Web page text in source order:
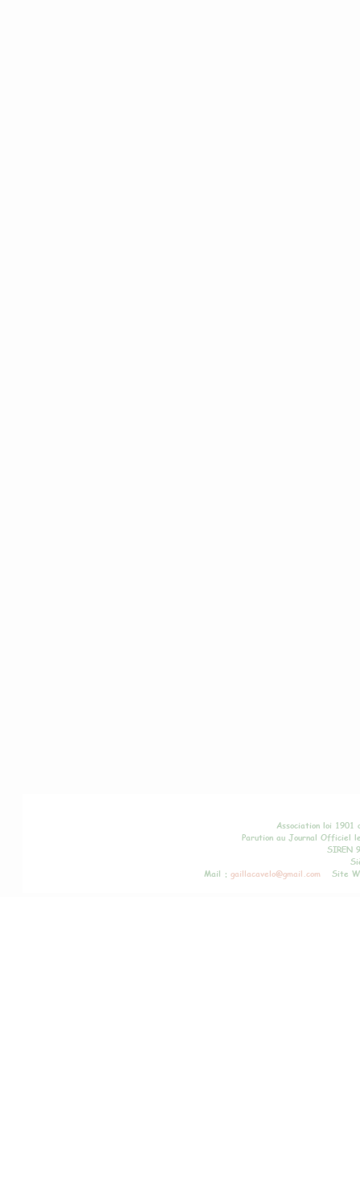
Association loi 1901
Parution au Journal Officiel
SIREN
Mail : gaillacavelo@gmail.comSite